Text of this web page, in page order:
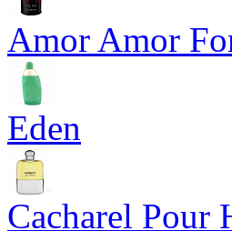
Amor Amor
Eden
Cacharel Pour